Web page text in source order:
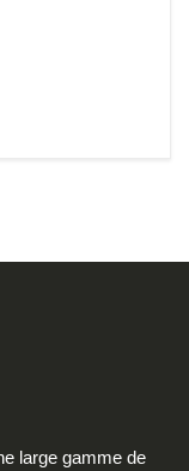
large gamme de